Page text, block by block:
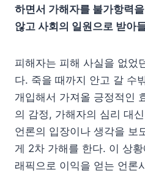
하면서 가해자를 불가항력
않고 사회의 일원으로 받아
피해자는 피해 사실을 없었
다. 죽을 때까지 안고 갈 수
개입해서 가져올 긍정적인
의 감정, 가해자의 심리 대
언론의 입장이나 생각을 보
게 2차 가해를 한다. 이 상
래픽으로 이익을 얻는 언론